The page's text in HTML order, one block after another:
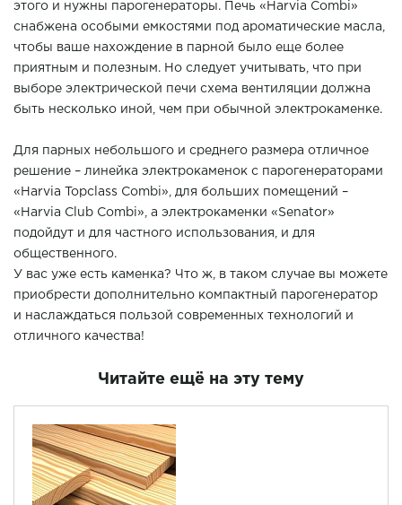
этого и нужны парогенераторы. Печь «Harvia Combi»
снабжена особыми емкостями под ароматические масла,
чтобы ваше нахождение в парной было еще более
приятным и полезным. Но следует учитывать, что при
выборе электрической печи схема вентиляции должна
быть несколько иной, чем при обычной электрокаменке.
Для парных небольшого и среднего размера отличное
решение – линейка электрокаменок с парогенераторами
«Harvia Topclass Combi», для больших помещений –
«Harvia Club Combi», а электрокаменки «Senator»
подойдут и для частного использования, и для
общественного.
У вас уже есть каменка? Что ж, в таком случае вы можете
приобрести дополнительно компактный парогенератор
и наслаждаться пользой современных технологий и
отличного качества!
Читайте ещё на эту тему